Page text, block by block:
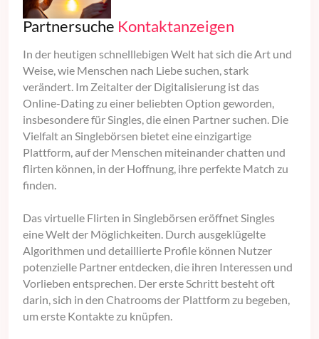
Partnersuche Kontaktanzeigen
In der heutigen schnelllebigen Welt hat sich die Art und
Weise, wie Menschen nach Liebe suchen, stark
verändert. Im Zeitalter der Digitalisierung ist das
Online-Dating zu einer beliebten Option geworden,
insbesondere für Singles, die einen Partner suchen. Die
Vielfalt an Singlebörsen bietet eine einzigartige
Plattform, auf der Menschen miteinander chatten und
flirten können, in der Hoffnung, ihre perfekte Match zu
finden.
Das virtuelle Flirten in Singlebörsen eröffnet Singles
eine Welt der Möglichkeiten. Durch ausgeklügelte
Algorithmen und detaillierte Profile können Nutzer
potenzielle Partner entdecken, die ihren Interessen und
Vorlieben entsprechen. Der erste Schritt besteht oft
darin, sich in den Chatrooms der Plattform zu begeben,
um erste Kontakte zu knüpfen.